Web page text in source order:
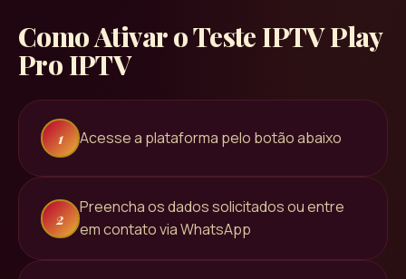
Como Ativar o Teste IPTVPlay
Pro IPTV
1 Acesse a plataforma pelo botão abaixo
2
Preencha os dados solicitados ou entre
em contato via WhatsApp